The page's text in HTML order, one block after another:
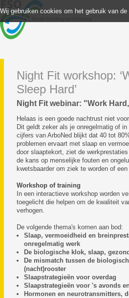
Wij gebruiken cookies om het gebruik van
Night Fit workshop:
Sleep Hard’
Night Fit webinar: "Work
Helaas is een goede nachtrust niet
Dit geldt zeker als je onregelmatig of
cijfers van ArboNed blijkt dat 40 tot
problemen ervaart met slaap en
door slaaptekort, ziet de
de kans op menselijke fouten en
kwetsbaarder om ziek te worden of
Workshop of training
In een interactieve workshop worden
toegelicht die helpen om de kwaliteit
verhogen.
De volgende thema's komen aan bod:
Slaap, vermoeidheid en
onregelmatig werk
De biologische klok, slaap,
De mismatch tussen de
(nacht)rooster
Slaapstrategieën voor overdag
Slaapstrategieën voor 's avonds
Hormonen en neurotransmitters,